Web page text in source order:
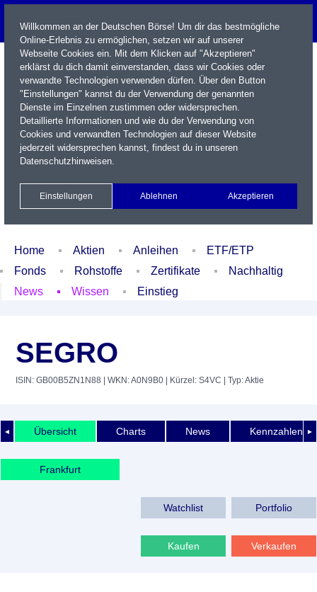
Name / WKN / ISIN / Kürzel
Xetra Realtime
Watchlist Portfolio Login
Home Aktien Anleihen
ETF/ETP
Fonds
Rohstoffe Zertifikate
Nachhaltig
News
Wissen Einstieg
SEGRO
ISIN: GB00B5ZN1N88 | WKN: A0N9B0 | Kürzel: S4VC | Typ: Aktie
◄ ►
Übersicht Charts News Kennzahlen
Frankfurt
Watchlist Portfolio
Kaufen Verkaufen
Willkommen an der Deutschen Börse! Um dir das bestmögliche
Online-Erlebnis zu ermöglichen, setzen wir auf unserer
Webseite Cookies ein. Mit dem Klicken auf "Akzeptieren"
erklärst du dich damit einverstanden, dass wir Cookies oder
verwandte Technologien verwenden dürfen. Über den Button
"Einstellungen" kannst du der Verwendung der genannten
Dienste im Einzelnen zustimmen oder widersprechen.
Detaillierte Informationen und wie du der Verwendung von
Cookies und verwandten Technologien auf dieser Website
jederzeit widersprechen kannst, findest du in unseren
Datenschutzhinweisen.
Einstellungen Ablehnen Akzeptieren